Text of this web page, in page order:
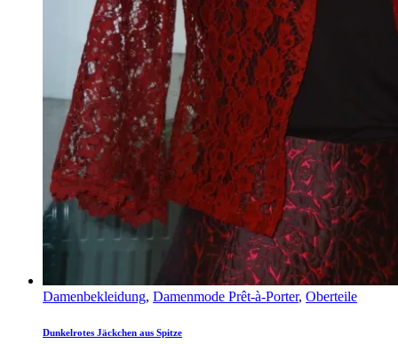
Damenbekleidung, Damenmode Prêt-à-Porter, Oberteile
Dunkelrotes Jäckchen aus Spitze